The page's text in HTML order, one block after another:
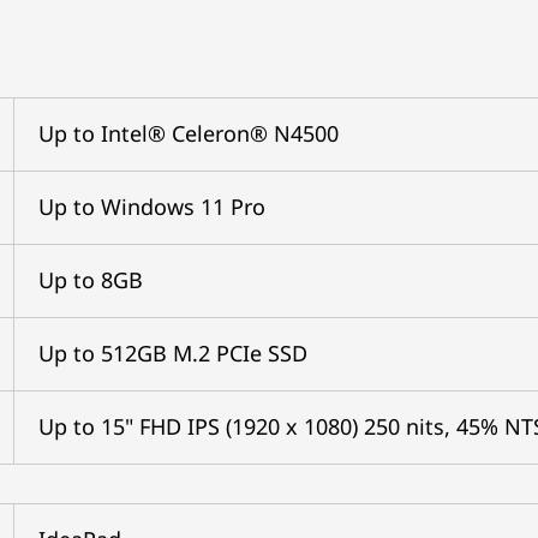
Up to Intel® Celeron® N4500
Up to Windows 11 Pro
Up to 8GB
Up to 512GB M.2 PCIe SSD
Up to 15" FHD IPS (1920 x 1080) 250 nits, 45%